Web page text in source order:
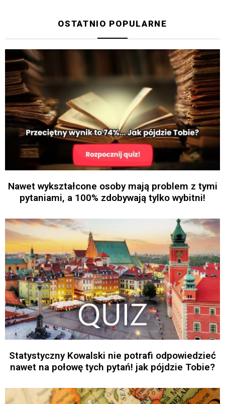
OSTATNIO POPULARNE
Nawet wykształcone osoby mają problem z tymi
pytaniami, a 100% zdobywają tylko wybitni!
Statystyczny Kowalski nie potrafi odpowiedzieć
nawet na połowę tych pytań! jak pójdzie Tobie?